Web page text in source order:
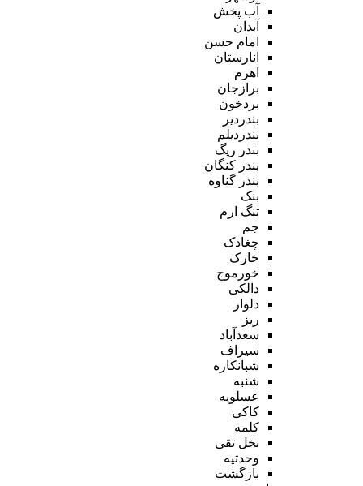
آب پخش
آبدان
امام حسن
انارستان
اهرم
برازجان
بردخون
بندردیر
بندردیلم
بندر ریگ
بندر کنگان
بندر گناوه
بنک
تنگ ارم
جم
چغادک
خارک
خورموج
دالکی
دلوار
ریز
سعدآباد
سیراف
شبانکاره
شنبه
عسلویه
کاکی
کلمه
نخل تقی
وحدتیه
بازگشت